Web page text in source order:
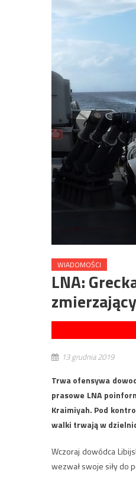
WIADOMOŚCI
LNA:
13 grudnia 2019
Trwa ofensywa
prasowe LNA
Kraimiyah. Pod
walki trwają w
Wczoraj dowódca
wezwał swoje siły do